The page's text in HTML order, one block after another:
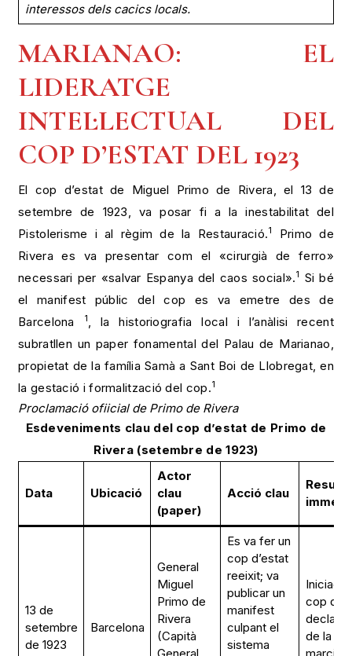
interessos dels cacics locals.
MARIANAO: EL
LIDERATGE
INTEL·LECTUAL DEL
COP D’ESTAT DEL 1923
El cop d’estat de Miguel Primo de Rivera, el 13 de
setembre de 1923, va posar fi a la inestabilitat del
Pistolerisme i al règim de la Restauració.1
Primo de
Rivera es va presentar com el «cirurgià de ferro»
necessari per «salvar Espanya del caos social».1 Si bé
el manifest públic del cop es va emetre des de
Barcelona
1, la historiografia local i l’anàlisi recent
subratllen un paper fonamental del Palau de Marianao,
propietat de la família Samà a Sant Boi de Llobregat, en
la gestació i formalització del cop.1
Proclamació ofiicial de Primo de Rivera
Esdeveniments clau del cop d’estat de Primo de
Rivera (setembre de 1923)
Data Ubicació
Actor
clau
(paper)
Acció clau
13 de
setembre
de 1923
Barcelona
General
Miguel
Primo de
Rivera
(Capità
Es va fer un
cop d’estat
reeixit; va
publicar un
manifest
culpant el
sistema
cop
de la llei